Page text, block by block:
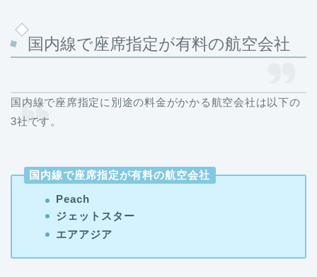
国内線で座席指定が有料の航空会社
国内線で座席指定に別途の料金がかかる航空会社は以下の
3社です。
国内線で座席指定が有料の航空会社
Peach
ジェットスター
エアアジア